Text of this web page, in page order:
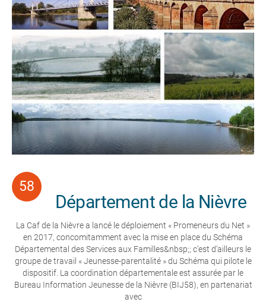
Département de la Nièvre
La Caf de la Nièvre a lancé le déploiement « Promeneurs du Net »
en 2017, concomitamment avec la mise en place du Schéma
Départemental des Services aux Familles&nbsp;; c’est d’ailleurs le
groupe de travail « Jeunesse-parentalité » du Schéma qui pilote le
dispositif. La coordination départementale est assurée par le
Bureau Information Jeunesse de la Nièvre (BIJ58), en partenariat
avec